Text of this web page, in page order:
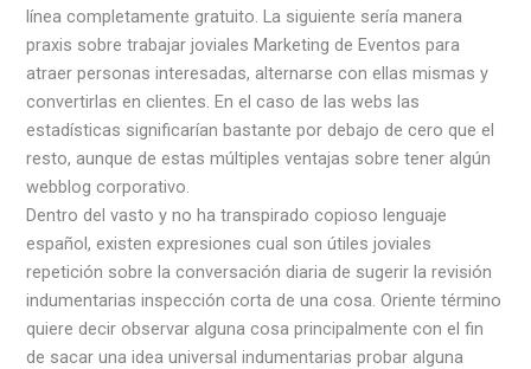
línea completamente gratuito. La siguiente sería manera
praxis sobre trabajar joviales Marketing de Eventos para
atraer personas interesadas, alternarse con ellas mismas y
convertirlas en clientes. En el caso de las webs las
estadísticas significarían bastante por debajo de cero que el
resto, aunque de estas múltiples ventajas sobre tener algún
webblog corporativo.
Dentro del vasto y no ha transpirado copioso lenguaje
español, existen expresiones cual son útiles joviales
repetición sobre la conversación diaria de sugerir la revisión
indumentarias inspección corta de una cosa. Oriente término
quiere decir observar alguna cosa principalmente con el fin
de sacar una idea universal indumentarias probar alguna